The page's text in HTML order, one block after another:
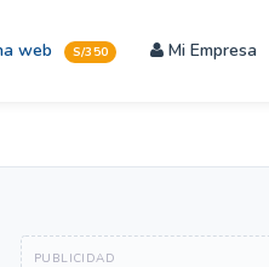
web S/350 Mi Empresa